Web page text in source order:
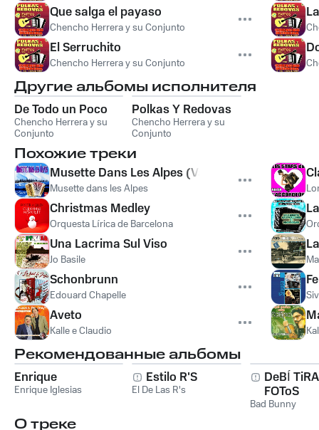
Que salga el payaso
Chencho Herrera y su Conjunto
El Serruchito
Chencho Herrera y su Conjunto
Другие альбомы исполнителя
De Todo un Poco
Chencho Herrera y su
Conjunto
Polkas Y Redovas
Chencho Herrera y su
Conjunto
Похожие треки
Musette Dans Les Alpes (Valse)
Musette dans les Alpes
Christmas Medley
Orquesta Lírica de Barcelona
Una Lacrima Sul Viso
Jo Basile
Schonbrunn
Edouard Chapelle
Aveto
Kalle e Claudio
Рекомендованные альбомы
Enrique
Enrique Iglesias
Estilo R'S
El De Las R's
DeBÍ
FOToS
Bad Bunny
О треке